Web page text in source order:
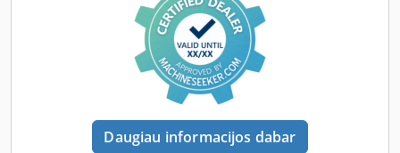
Daugiau informacijos dabar